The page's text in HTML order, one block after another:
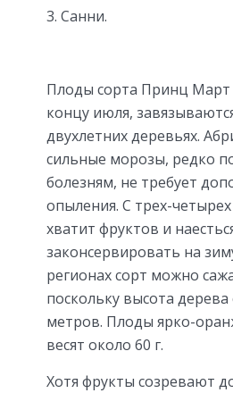
Санни.
Плоды сорта Принц Март
концу июля,
двухлетних деревьях.
сильные морозы, редко
болезням, не требует
опыления. С трех-
хватит фруктов и
законсервировать на
регионах сорт можно
поскольку высота дерева
метров. Плоды ярко-
весят около 60 г.
Хотя фрукты созревают